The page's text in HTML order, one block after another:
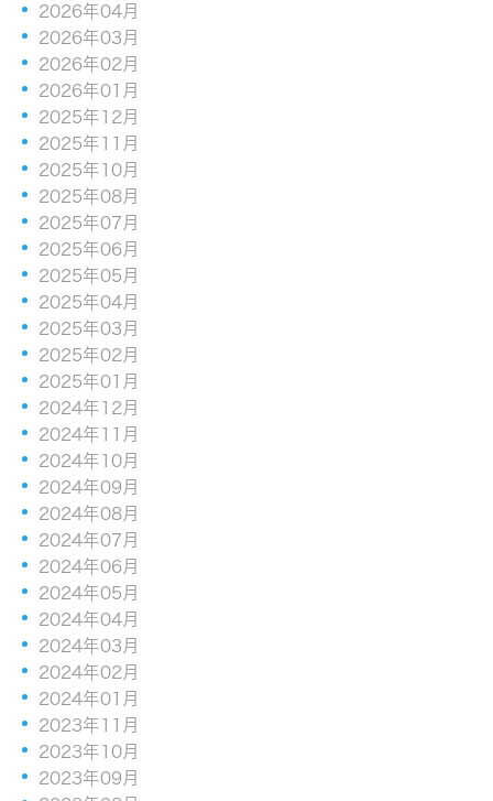
2026年04月
2026年03月
2026年02月
2026年01月
2025年12月
2025年11月
2025年10月
2025年08月
2025年07月
2025年06月
2025年05月
2025年04月
2025年03月
2025年02月
2025年01月
2024年12月
2024年11月
2024年10月
2024年09月
2024年08月
2024年07月
2024年06月
2024年05月
2024年04月
2024年03月
2024年02月
2024年01月
2023年11月
2023年10月
2023年09月